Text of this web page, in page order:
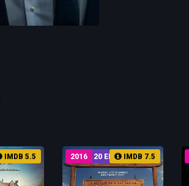
IMDB 5.5 20 EP
2016 IMDB 7.5